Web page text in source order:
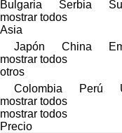
Bulgaria
Serbia
mostrar todos
Asia
Japón
China
mostrar todos
otros
Colombia
Perú
mostrar todos
mostrar todos
Precio